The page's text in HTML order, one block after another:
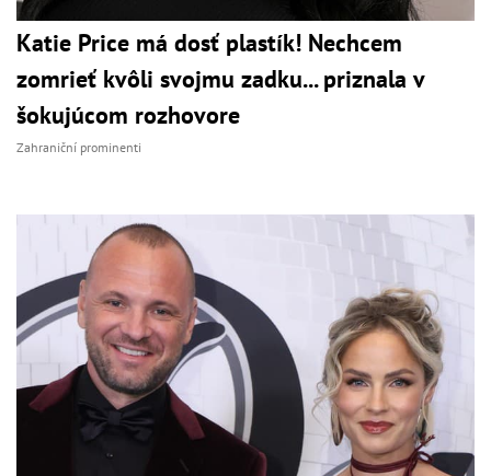
Katie Price má dosť plastík! Nechcem
zomrieť kvôli svojmu zadku... priznala v
šokujúcom rozhovore
Zahraniční prominenti